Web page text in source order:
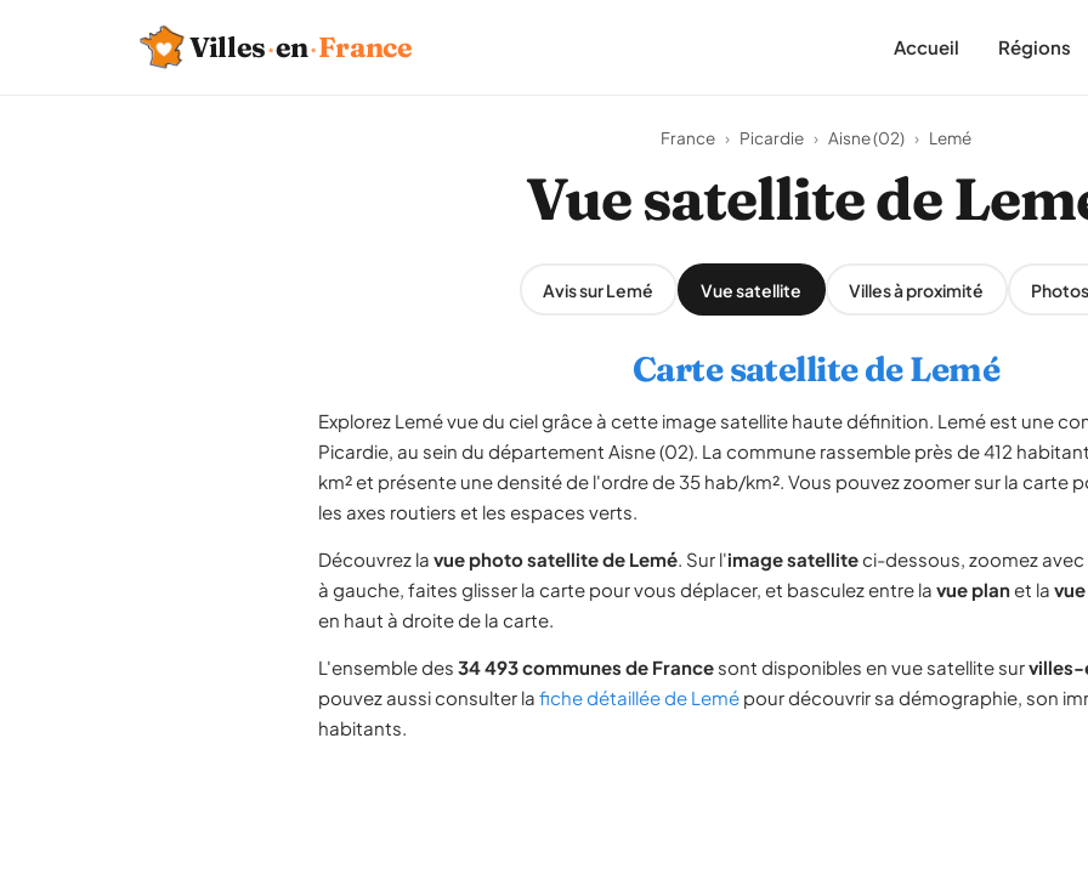
Villes·en·France Accueil Régions
France › Picardie › Aisne (02) › Lemé
Vue satellite de
Avis sur Lemé Vue satellite Villes à proximité Photos
Carte satellite de Lemé
Explorez Lemé vue du ciel grâce à cette image satellite haute définition. Lemé est une
Picardie, au sein du département Aisne (02). La commune rassemble près de 412
km² et présente une densité de l'ordre de 35 hab/km². Vous pouvez zoomer sur la carte
les axes routiers et les espaces verts.
Découvrez la vue photo satellite de Lemé. Sur l'image satelliteci-dessous, zoomez
à gauche, faites glisser la carte pour vous déplacer, et basculez entre la vue planet la
en haut à droite de la carte.
L'ensemble des 34 493 communes de France sont disponibles en vue satellite sur
pouvez aussi consulter la fiche détaillée de Lemé pour découvrir sa démographie, son
habitants.